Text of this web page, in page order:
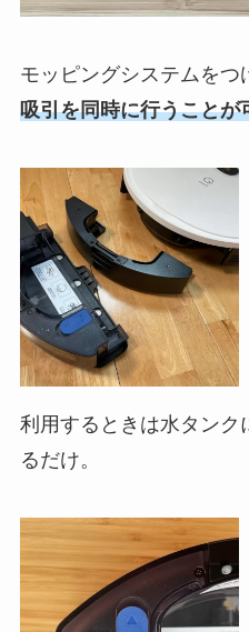
モッピングシステムをつ
吸引を同時に行うことが
利用するときは水タンク
るだけ。